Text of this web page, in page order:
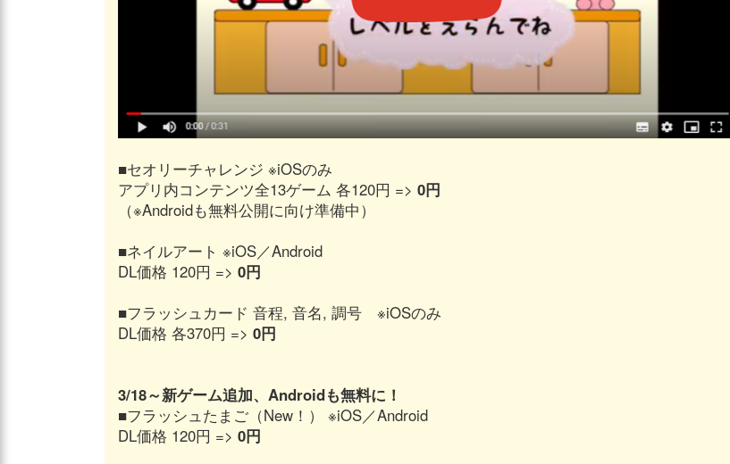
■セオリーチャレンジ ※iOSのみ
アプリ内コンテンツ全13ゲーム 各120円 => 0円
（※Androidも無料公開に向け準備中）
■ネイルアート ※iOS／Android
DL価格 120円 => 0円
■フラッシュカード 音程, 音名, 調号 ※iOSのみ
DL価格 各370円 => 0円
3/18～新ゲーム追加、Androidも無料に！
■フラッシュたまご（New！） ※iOS／Android
DL価格 120円 => 0円